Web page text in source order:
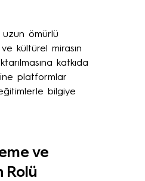
uzun ömürlü
kültürel mirasın
katkıda
platformlar
bilgiye
ve
Rolü